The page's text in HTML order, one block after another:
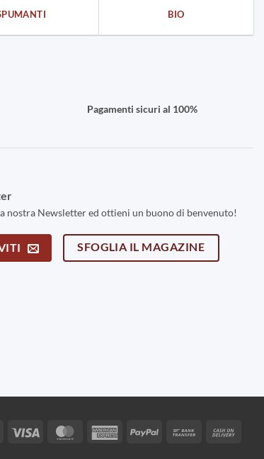
BIO
Pagamenti sicuri al 100%
nostra Newsletter ed ottieni un buono di benvenuto!
SFOGLIA IL MAGAZINE
Visa MasterCardAmericanPayPal
Bank